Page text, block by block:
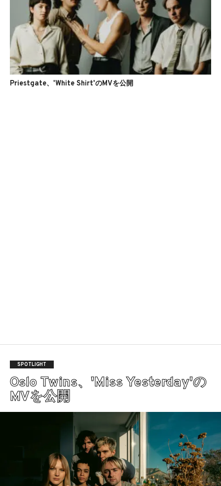
Priestgate、'White Shirt'のMVを公開
SPOTLIGHT
Oslo Twins、'Miss Yesterday'の
MVを公開